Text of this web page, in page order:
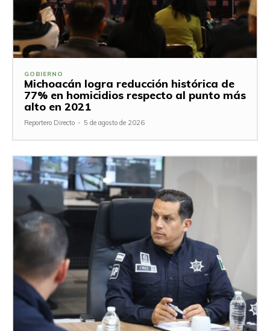
GOBIERNO
Michoacán logra reducción histórica de
77% en homicidios respecto al punto más
alto en 2021
Reportero Directo - 5 de agosto de 2026